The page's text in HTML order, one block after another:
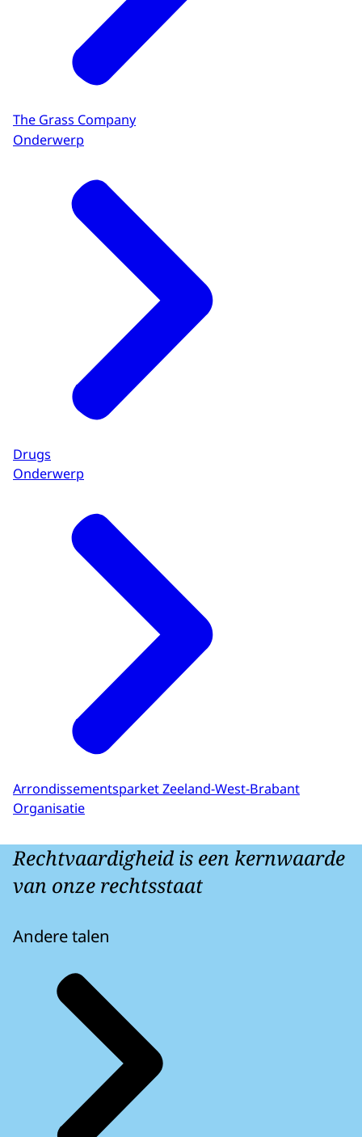
The Grass Company
Onderwerp
Drugs
Onderwerp
Arrondissementsparket Zeeland-West-Brabant
Organisatie
Rechtvaardigheid is een kernwaarde
van onze rechtsstaat
Andere talen